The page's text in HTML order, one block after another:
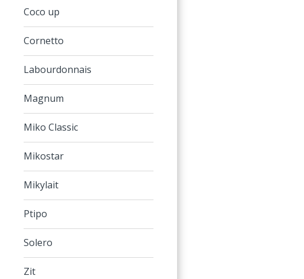
Coco up
Cornetto
Labourdonnais
Magnum
Miko Classic
Mikostar
Mikylait
Ptipo
Solero
Zit